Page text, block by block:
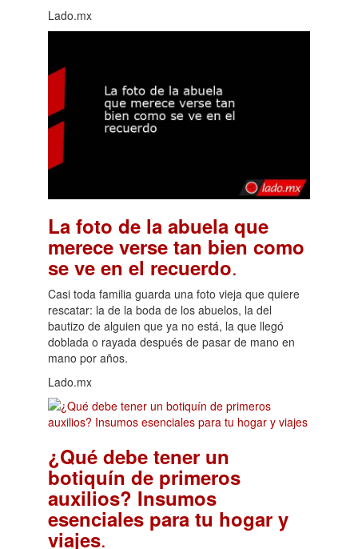
Lado.mx
La foto de la abuela que
merece verse tan bien como
se ve en el recuerdo.
Casi toda familia guarda una foto vieja que quiere
rescatar: la de la boda de los abuelos, la del
bautizo de alguien que ya no está, la que llegó
doblada o rayada después de pasar de mano en
mano por años.
Lado.mx
¿Qué debe tener un
botiquín de primeros
auxilios? Insumos
esenciales para tu hogar y
viajes.